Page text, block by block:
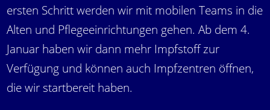
ersten Schritt werden wir mit mobilen Teams in die
Alten und Pflegeeinrichtungen gehen. Ab dem 4.
Januar haben wir dann mehr Impfstoff zur
Verfügung und können auch Impfzentren öffnen,
die wir startbereit haben.